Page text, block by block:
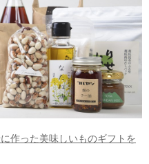
作った美味しいものギフトを